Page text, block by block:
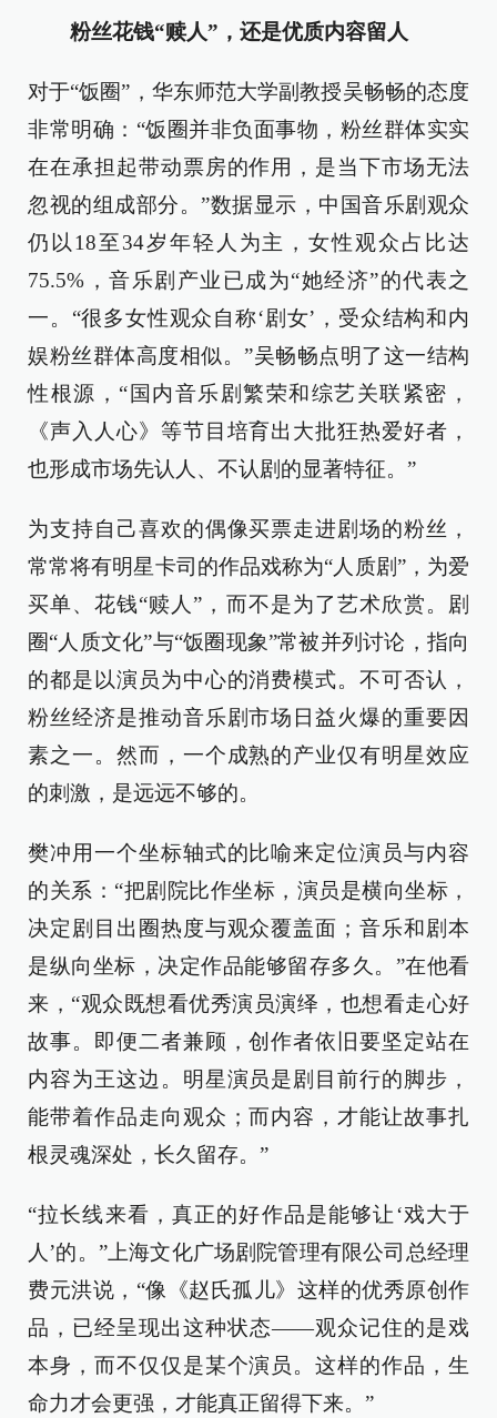
粉丝花钱“赎人”，还是优质内容留人
对于“饭圈”，华东师范大学副教授吴畅畅的态度
非常明确：“饭圈并非负面事物，粉丝群体实实
在在承担起带动票房的作用，是当下市场无法
忽视的组成部分。”数据显示，中国音乐剧观众
仍以18至34岁年轻人为主，女性观众占比达
75.5%，音乐剧产业已成为“她经济”的代表之
一。“很多女性观众自称‘剧女’，受众结构和内
娱粉丝群体高度相似。”吴畅畅点明了这一结构
性根源，“国内音乐剧繁荣和综艺关联紧密，
《声入人心》等节目培育出大批狂热爱好者，
也形成市场先认人、不认剧的显著特征。”
为支持自己喜欢的偶像买票走进剧场的粉丝，
常常将有明星卡司的作品戏称为“人质剧”，为爱
买单、花钱“赎人”，而不是为了艺术欣赏。剧
圈“人质文化”与“饭圈现象”常被并列讨论，指向
的都是以演员为中心的消费模式。不可否认，
粉丝经济是推动音乐剧市场日益火爆的重要因
素之一。然而，一个成熟的产业仅有明星效应
的刺激，是远远不够的。
樊冲用一个坐标轴式的比喻来定位演员与内容
的关系：“把剧院比作坐标，演员是横向坐标，
决定剧目出圈热度与观众覆盖面；音乐和剧本
是纵向坐标，决定作品能够留存多久。”在他看
来，“观众既想看优秀演员演绎，也想看走心好
故事。即便二者兼顾，创作者依旧要坚定站在
内容为王这边。明星演员是剧目前行的脚步，
能带着作品走向观众；而内容，才能让故事扎
根灵魂深处，长久留存。”
“拉长线来看，真正的好作品是能够让‘戏大于
人’的。”上海文化广场剧院管理有限公司总经理
费元洪说，“像《赵氏孤儿》这样的优秀原创作
品，已经呈现出这种状态——观众记住的是戏
本身，而不仅仅是某个演员。这样的作品，生
命力才会更强，才能真正留得下来。”